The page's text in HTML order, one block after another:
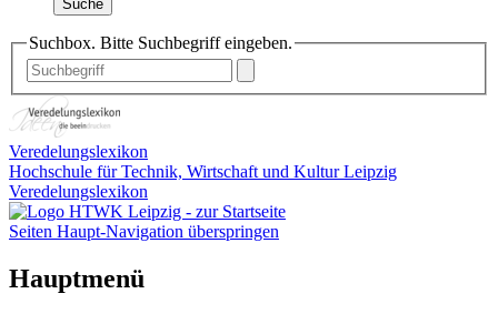
Suche
Suchbox. Bitte Suchbegriff eingeben.
Veredelungslexikon
Hochschule für Technik, Wirtschaft und Kultur Leipzig
Veredelungslexikon
Seiten Haupt-Navigation überspringen
Hauptmenü